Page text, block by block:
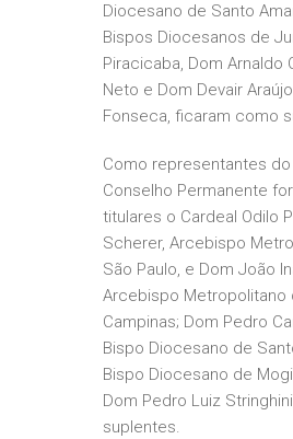
Diocesano de Santo
Bispos Diocesanos de
Piracicaba, Dom Arnaldo
Neto e Dom Devair
Fonseca, ficaram como
Como representantes do
Conselho Permanente
titulares o Cardeal Odilo
Scherer, Arcebispo
São Paulo, e Dom João
Arcebispo Metropolitano
Campinas; Dom Pedro
Bispo Diocesano de
Bispo Diocesano de
Dom Pedro Luiz
suplentes.